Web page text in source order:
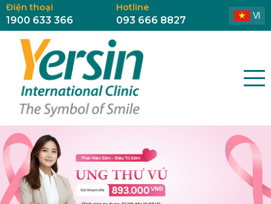
Điện thoại
1900 633 366
Hotline
093 666 8827 VI